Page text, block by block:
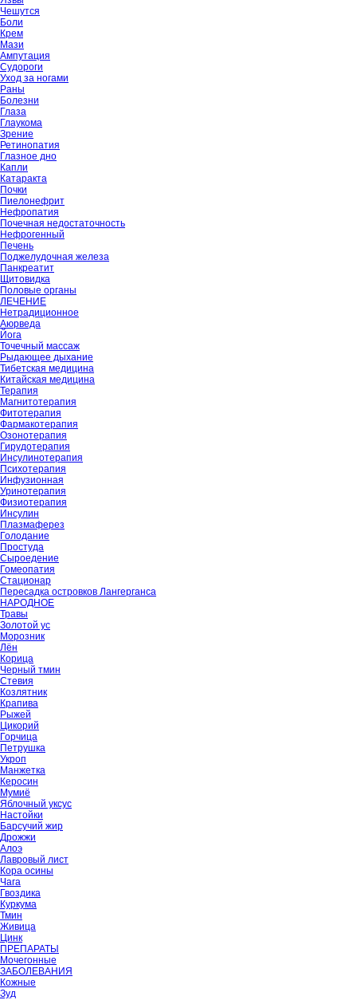
Чешутся
Боли
Крем
Мази
Ампутация
Судороги
Уход за ногами
Раны
Болезни
Глаза
Глаукома
Зрение
Ретинопатия
Глазное дно
Капли
Катаракта
Почки
Пиелонефрит
Нефропатия
Почечная недостаточность
Нефрогенный
Печень
Поджелудочная железа
Панкреатит
Щитовидка
Половые органы
ЛЕЧЕНИЕ
Нетрадиционное
Аюрведа
Йога
Точечный массаж
Рыдающее дыхание
Тибетская медицина
Китайская медицина
Терапия
Магнитотерапия
Фитотерапия
Фармакотерапия
Озонотерапия
Гирудотерапия
Инсулинотерапия
Психотерапия
Инфузионная
Уринотерапия
Физиотерапия
Инсулин
Плазмаферез
Голодание
Простуда
Сыроедение
Гомеопатия
Стационар
Пересадка островков Лангерганса
НАРОДНОЕ
Травы
Золотой ус
Морозник
Лён
Корица
Черный тмин
Стевия
Козлятник
Крапива
Рыжей
Цикорий
Горчица
Петрушка
Укроп
Манжетка
Керосин
Мумиё
Яблочный уксус
Настойки
Барсучий жир
Дрожжи
Алоэ
Лавровый лист
Кора осины
Чага
Гвоздика
Куркума
Тмин
Живица
Цинк
ПРЕПАРАТЫ
Мочегонные
ЗАБОЛЕВАНИЯ
Кожные
Зуд